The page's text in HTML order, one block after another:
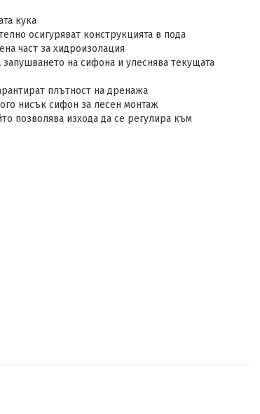
кука
осигуряват конструкцията в пода
част за хидроизолация
на сифона и улеснява текущата
плътност на дренажа
нисък сифон за лесен монтаж
позволява изхода да се регулира към